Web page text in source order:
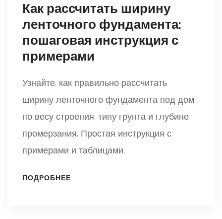
Как рассчитать ширину
ленточного фундамента:
пошаговая инструкция с
примерами
Узнайте, как правильно рассчитать
ширину ленточного фундамента под дом:
по весу строения, типу грунта и глубине
промерзания. Простая инструкция с
примерами и таблицами.
ПОДРОБНЕЕ